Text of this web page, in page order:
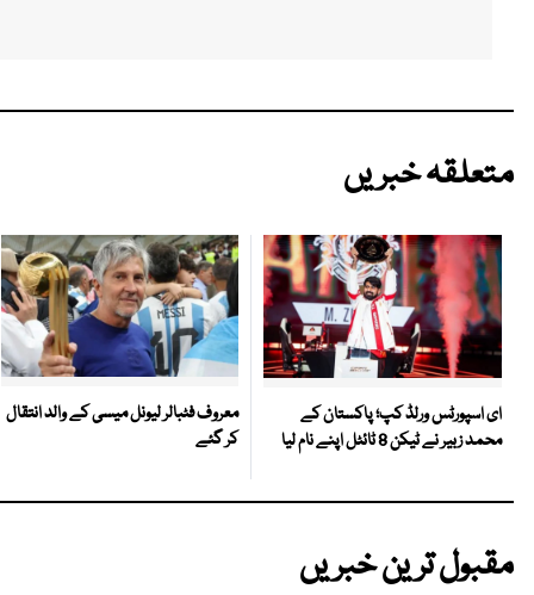
متعلقہ خبریں
ای اسپورٹس ورلڈ کپ؛ پاکستان کے
محمد زبیر نے ٹیکن 8 ٹائٹل اپنے نام لیا
معروف فٹبالر لیونل میسی کے والد انتقال
کر گئے
مقبول ترین خبریں